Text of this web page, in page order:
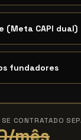
(Meta CAPI dual)
fundadores
CONTRATADO